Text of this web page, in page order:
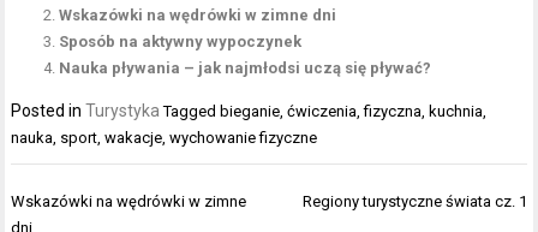
Wskazówki na wędrówki w zimne dni
Sposób na aktywny wypoczynek
Nauka pływania – jak najmłodsi uczą się pływać?
Posted inTurystyka Tagged bieganie,ćwiczenia,fizyczna, kuchnia,
nauka, sport,wakacje,wychowanie fizyczne
Nawigacja
wpisu
Wskazówki na wędrówki w zimne
dni
Regiony turystyczne świata cz. 1